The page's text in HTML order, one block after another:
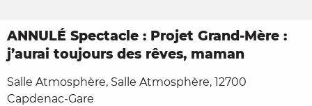
ANNULÉ Spectacle : Projet Grand-Mère :
j’aurai toujours des rêves, maman
Salle Atmosphère, Salle Atmosphère, 12700
Capdenac-Gare